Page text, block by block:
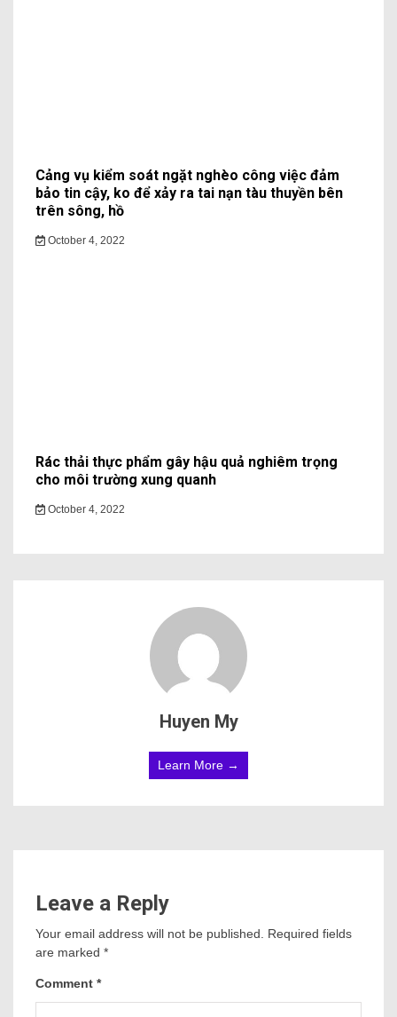
Cảng vụ kiểm soát ngặt nghèo công việc đảm
bảo tin cậy, ko để xảy ra tai nạn tàu thuyền bên
trên sông, hồ
October 4, 2022
Rác thải thực phẩm gây hậu quả nghiêm trọng
cho môi trường xung quanh
October 4, 2022
Huyen My
Learn More →
Leave a Reply
Your email address will not be published. Required fields
are marked *
Comment *